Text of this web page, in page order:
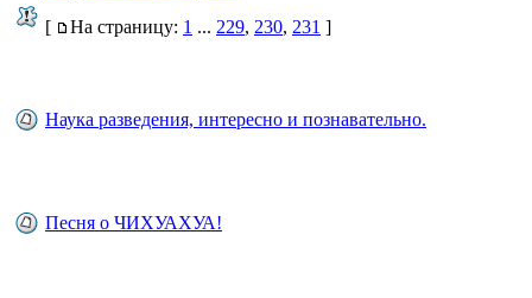
[
На страницу: 1 ... 229, 230, 231 ]
Наука разведения, интересно и познавательно.
Песня о ЧИХУАХУА!